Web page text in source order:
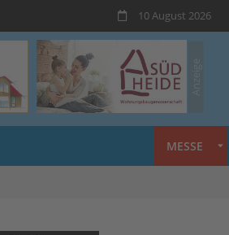
10 August 2026
MESSE